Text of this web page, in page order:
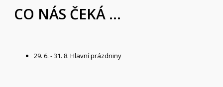
CO NÁS ČEKÁ ...
29. 6. - 31. 8. Hlavní prázdniny